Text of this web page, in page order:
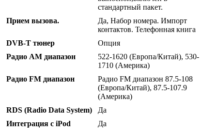
стандартный пакет.
Прием вызова.
Да, Набор номера. Импорт
контактов. Телефонная книга
DVB-T тюнер
Опция
Радио AM диапазон
522-1620 (Европа/Китай), 530-
1710 (Америка)
Радио FM диапазон
Радио FM диапазон 87.5-108
(Европа/Китай), 87.5-107.9
(Америка)
RDS (Radio Data System)
Да
Интеграция с iPod
Да